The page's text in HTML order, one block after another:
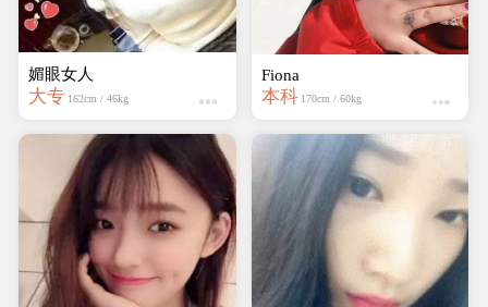
媚眼女人
大专 162cm / 46kg
Fiona
本科 170cm / 60kg